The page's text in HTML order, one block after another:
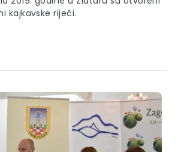
kajkavske riječi.